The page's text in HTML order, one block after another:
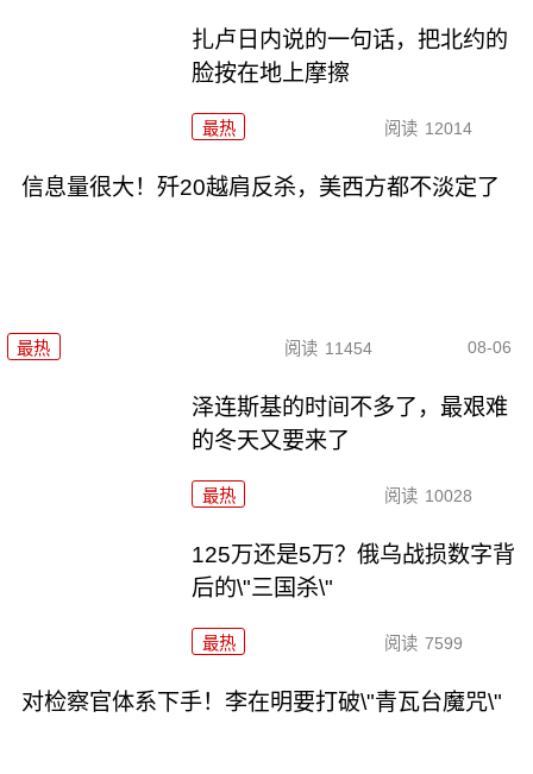
扎卢日内说的一句话，把北约的
脸按在地上摩擦
最热 阅读 12014
信息量很大！歼20越肩反杀，美西方都不淡定了
最热 阅读 11454 08-06
泽连斯基的时间不多了，最艰难
的冬天又要来了
最热 阅读 10028
125万还是5万？俄乌战损数字背
后的\"三国杀\"
最热 阅读 7599
对检察官体系下手！李在明要打破\"青瓦台魔咒\"